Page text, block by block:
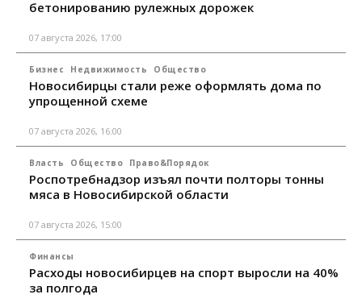
бетонированию рулежных дорожек
07 августа 2026, 17:00
Бизнес Недвижимость Общество
Новосибирцы стали реже оформлять дома по
упрощенной схеме
07 августа 2026, 16:00
Власть Общество Право&Порядок
Роспотребнадзор изъял почти полторы тонны
мяса в Новосибирской области
07 августа 2026, 15:00
Финансы
Расходы новосибирцев на спорт выросли на 40%
за полгода